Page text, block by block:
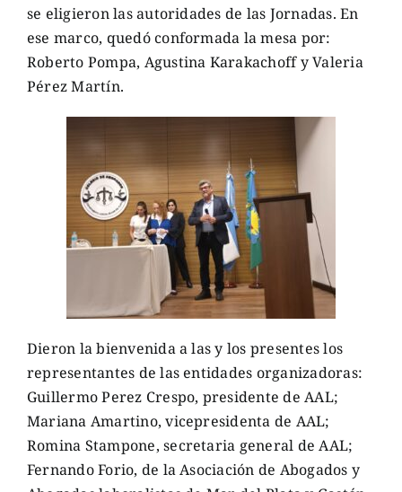
se eligieron las autoridades de las Jornadas. En
ese marco, quedó conformada la mesa por:
Roberto Pompa, Agustina Karakachoff y Valeria
Pérez Martín.
Dieron la bienvenida a las y los presentes los
representantes de las entidades organizadoras:
Guillermo Perez Crespo, presidente de AAL;
Mariana Amartino, vicepresidenta de AAL;
Romina Stampone, secretaria general de AAL;
Fernando Forio, de la Asociación de Abogados y